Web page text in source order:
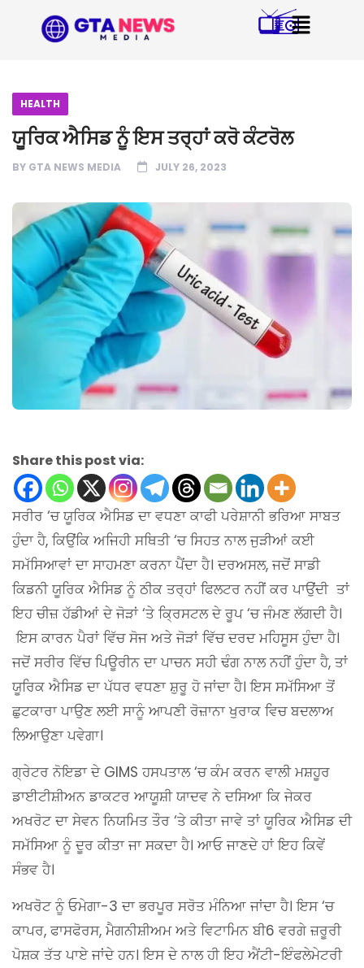
HEALTH
ਯੂਰਿਕ ਐਸਿਡ ਨੂੰ ਇਸ ਤਰ੍ਹਾਂ ਕਰੋ ਕੰਟਰੋਲ
BY GTA NEWS MEDIA JULY 26, 2023
Share this post via:
ਸਰੀਰ ‘ਚ ਯੂਰਿਕ ਐਸਿਡ ਦਾ ਵਧਣਾ ਕਾਫੀ ਪਰੇਸ਼ਾਨੀ ਭਰਿਆ ਸਾਬਤ
ਹੁੰਦਾ ਹੈ, ਕਿਉਂਕਿ ਅਜਿਹੀ ਸਥਿਤੀ ‘ਚ ਸਿਹਤ ਨਾਲ ਜੁੜੀਆਂ ਕਈ
ਸਮੱਸਿਆਵਾਂ ਦਾ ਸਾਹਮਣਾ ਕਰਨਾ ਪੈਂਦਾ ਹੈ। ਦਰਅਸਲ, ਜਦੋਂ ਸਾਡੀ
ਕਿਡਨੀ ਯੂਰਿਕ ਐਸਿਡ ਨੂੰ ਠੀਕ ਤਰ੍ਹਾਂ ਫਿਲਟਰ ਨਹੀਂ ਕਰ ਪਾਉਂਦੀ ਤਾਂ
ਇਹ ਚੀਜ਼ ਹੱਡੀਆਂ ਦੇ ਜੋੜਾਂ ‘ਤੇ ਕ੍ਰਿਸਟਲ ਦੇ ਰੂਪ ‘ਚ ਜੰਮਣ ਲੱਗਦੀ ਹੈ।
ਇਸ ਕਾਰਨ ਪੈਰਾਂ ਵਿੱਚ ਸੋਜ ਅਤੇ ਜੋੜਾਂ ਵਿੱਚ ਦਰਦ ਮਹਿਸੂਸ ਹੁੰਦਾ ਹੈ।
ਜਦੋਂ ਸਰੀਰ ਵਿੱਚ ਪਿਊਰੀਨ ਦਾ ਪਾਚਨ ਸਹੀ ਢੰਗ ਨਾਲ ਨਹੀਂ ਹੁੰਦਾ ਹੈ, ਤਾਂ
ਯੂਰਿਕ ਐਸਿਡ ਦਾ ਪੱਧਰ ਵਧਣਾ ਸ਼ੁਰੂ ਹੋ ਜਾਂਦਾ ਹੈ। ਇਸ ਸਮੱਸਿਆ ਤੋਂ
ਛੁਟਕਾਰਾ ਪਾਉਣ ਲਈ ਸਾਨੂੰ ਆਪਣੀ ਰੋਜ਼ਾਨਾ ਖੁਰਾਕ ਵਿਚ ਬਦਲਾਅ
ਲਿਆਉਣਾ ਪਵੇਗਾ।
ਗ੍ਰੇਟਰ ਨੋਇਡਾ ਦੇ GIMS ਹਸਪਤਾਲ ‘ਚ ਕੰਮ ਕਰਨ ਵਾਲੀ ਮਸ਼ਹੂਰ
ਡਾਈਟੀਸ਼ੀਅਨ ਡਾਕਟਰ ਆਯੂਸ਼ੀ ਯਾਦਵ ਨੇ ਦਸਿਆ ਕਿ ਜੇਕਰ
ਅਖਰੋਟ ਦਾ ਸੇਵਨ ਨਿਯਮਿਤ ਤੌਰ ‘ਤੇ ਕੀਤਾ ਜਾਵੇ ਤਾਂ ਯੂਰਿਕ ਐਸਿਡ ਦੀ
ਸਮੱਸਿਆ ਨੂੰ ਦੂਰ ਕੀਤਾ ਜਾ ਸਕਦਾ ਹੈ। ਆਓ ਜਾਣਦੇ ਹਾਂ ਇਹ ਕਿਵੇਂ
ਸੰਭਵ ਹੈ।
ਅਖਰੋਟ ਨੂੰ ਓਮੇਗਾ-3 ਦਾ ਭਰਪੂਰ ਸਰੋਤ ਮੰਨਿਆ ਜਾਂਦਾ ਹੈ। ਇਸ ‘ਚ
ਕਾਪਰ, ਫਾਸਫੋਰਸ, ਮੈਗਨੀਸ਼ੀਅਮ ਅਤੇ ਵਿਟਾਮਿਨ ਬੀ6 ਵਰਗੇ ਜ਼ਰੂਰੀ
ਪੋਸ਼ਕ ਤੱਤ ਪਾਏ ਜਾਂਦੇ ਹਨ। ਇਸ ਦੇ ਨਾਲ ਹੀ ਇਹ ਐਂਟੀ-ਇੰਫਲੇਮੇਟਰੀ